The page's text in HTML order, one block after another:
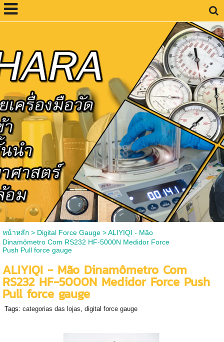
หน้าหลัก> Digital Force Gauge>ALIYIQI - Mão
Dinamômetro Com RS232 HF-5000N Medidor Force
Push Pull force gauge
ALIYIQI - Mão Dinamômetro Com
RS232 HF-5000N Medidor Force Push
Pull force gauge
Tags: categorias das lojas, digital force gauge